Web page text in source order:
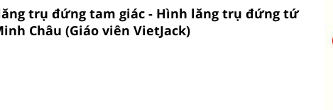
trụ đứng tam giác - Hình lăng trụ đứng tứ
Châu (Giáo viên VietJack)